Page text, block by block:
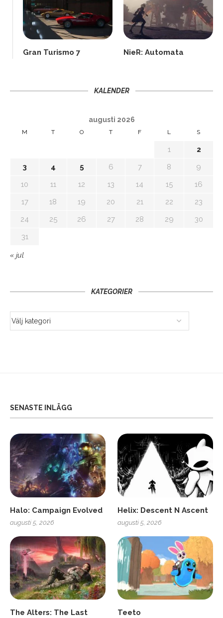
Gran Turismo 7 NieR: Automata
KALENDER
augusti 2026
M T O T F L S
1
2
3
4 5 6 7 8
9
10
11 12 13 14 15
16
17
18 19 20 21 22
23
24
25 26 27 28 29
30
31
« jul
KATEGORIER
SENASTE INLÄGG
Halo: Campaign Evolved
augusti 5, 2026
Helix: Descent N Ascent
augusti 5, 2026
The Alters: The Last
Teeto